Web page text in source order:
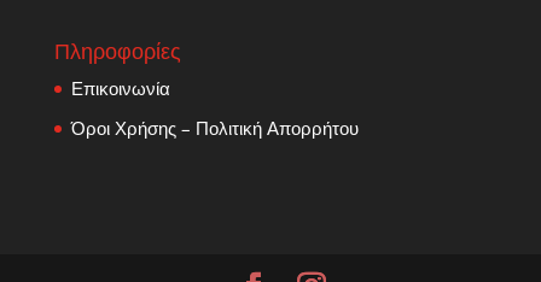
Πληροφορίες
Επικοινωνία
Όροι Χρήσης – Πολιτική Απορρήτου